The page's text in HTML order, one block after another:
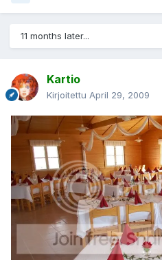
11 months later...
Kartio
Kirjoitettu April 29, 2009